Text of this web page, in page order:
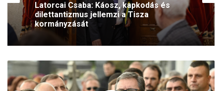
Latorcai Csaba: Káosz, kapkodás és
dilettantizmus jellemzi a Tisza
kormányzását
K
i
s